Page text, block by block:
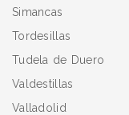
Simancas
Tordesillas
Tudela de Duero
Valdestillas
Valladolid